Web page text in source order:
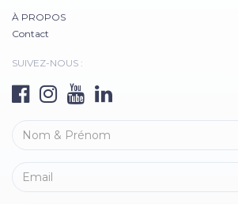
À PROPOS
Contact
SUIVEZ-NOUS :